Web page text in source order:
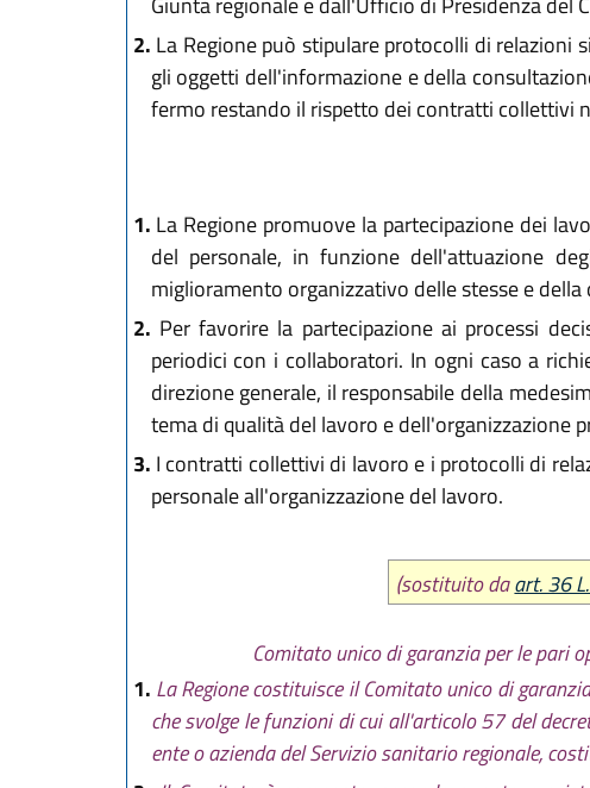
L.R. 20 dicembre
L.R. 18 luglio 2014
L.R. 18 novembre
L.R. 12 marzo 2015
L.R. 29 dicembre
2. La Regione può stipulare protocolli di relazioni
gli oggetti dell'informazione e della
fermo restando il rispetto dei contratti collettivi
1. La Regione promuove la partecipazione dei
del personale, in funzione dell'attuazione
miglioramento organizzativo delle stesse e
2. Per favorire la partecipazione ai processi
periodici con i collaboratori. In ogni caso a
direzione generale, il responsabile della
tema di qualità del lavoro e dell'organizzazione
3. I contratti collettivi di lavoro e i protocolli di
personale all'organizzazione del lavoro.
(sostituito daart. 36
Comitato unico di garanzia per le pari
1. La Regione costituisce il Comitato unico di
che svolge le funzioni di cui all'articolo 57 del
ente o azienda del Servizio sanitario regionale,